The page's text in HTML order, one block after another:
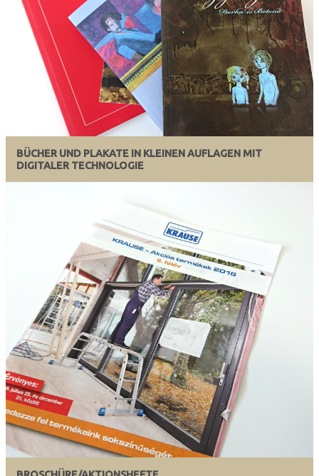
BÜCHER UND PLAKATE IN KLEINEN AUFLAGEN MIT
DIGITALER TECHNOLOGIE